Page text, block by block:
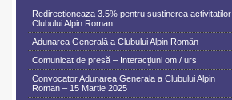
Redirectioneaza 3.5% pentru sustinerea activitatilor
Clubului Alpin Roman
Adunarea Generală a Clubului Alpin Român
Comunicat de presă – Interacțiuni om / urs
Convocator Adunarea Generala a Clubului Alpin
Roman – 15 Martie 2025